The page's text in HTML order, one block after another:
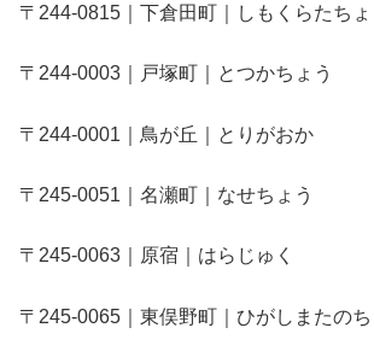
〒244-0815｜下倉田町｜しもくらたちょ
〒244-0003｜戸塚町｜とつかちょう
〒244-0001｜鳥が丘｜とりがおか
〒245-0051｜名瀬町｜なせちょう
〒245-0063｜原宿｜はらじゅく
〒245-0065｜東俣野町｜ひがしまたのち